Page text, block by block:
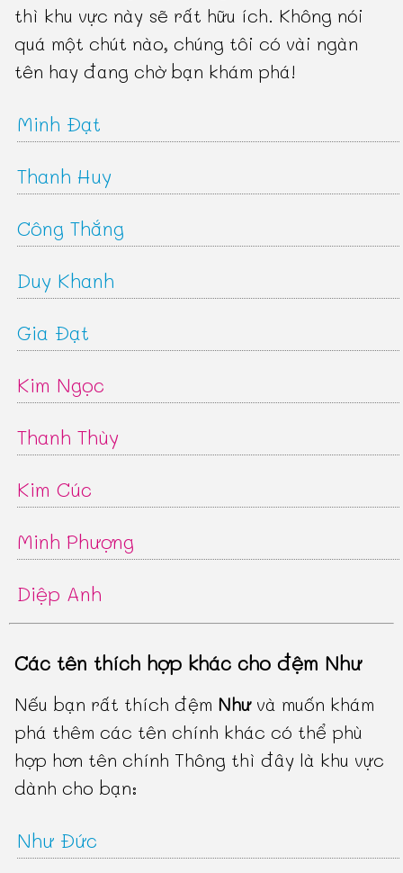
thì khu vực này sẽ rất hữu ích. Không nói
quá một chút nào, chúng tôi có vài ngàn
tên hay đang chờ bạn khám phá!
Minh Đạt
Thanh Huy
Công Thắng
Duy Khanh
Gia Đạt
Kim Ngọc
Thanh Thùy
Kim Cúc
Minh Phượng
Diệp Anh
Các tên thích hợp khác cho đệm Như
Nếu bạn rất thích đệm Nhưvà muốn khám
phá thêm các tên chính khác có thể phù
hợp hơn tên chính Thông thì đây là khu vực
dành cho bạn:
Như Đức